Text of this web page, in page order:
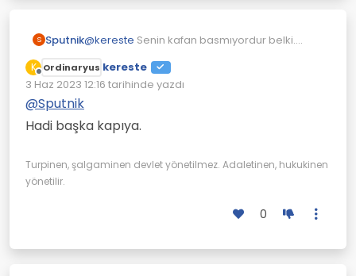
S Sputnik@kereste Senin kafan basmıyordur belki.
K
Çevrimdışı
Ordinaryus kereste
3 Haz 2023 12:16 tarihinde yazdı
Son düzenleyen:
@Sputnik
Hadi başka kapıya.
Turpinen, şalgaminen devlet yönetilmez. Adaletinen, hukukinen
yönetilir.
0